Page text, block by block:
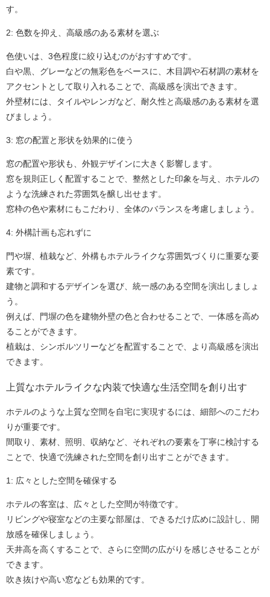
す。
2: 色数を抑え、高級感のある素材を選ぶ
色使いは、3色程度に絞り込むのがおすすめです。
白や黒、グレーなどの無彩色をベースに、木目調や石材調の素材を
アクセントとして取り入れることで、高級感を演出できます。
外壁材には、タイルやレンガなど、耐久性と高級感のある素材を選
びましょう。
3: 窓の配置と形状を効果的に使う
窓の配置や形状も、外観デザインに大きく影響します。
窓を規則正しく配置することで、整然とした印象を与え、ホテルの
ような洗練された雰囲気を醸し出せます。
窓枠の色や素材にもこだわり、全体のバランスを考慮しましょう。
4: 外構計画も忘れずに
門や塀、植栽など、外構もホテルライクな雰囲気づくりに重要な要
素です。
建物と調和するデザインを選び、統一感のある空間を演出しましょ
う。
例えば、門塀の色を建物外壁の色と合わせることで、一体感を高め
ることができます。
植栽は、シンボルツリーなどを配置することで、より高級感を演出
できます。
上質なホテルライクな内装で快適な生活空間を創り出す
ホテルのような上質な空間を自宅に実現するには、細部へのこだわ
りが重要です。
間取り、素材、照明、収納など、それぞれの要素を丁寧に検討する
ことで、快適で洗練された空間を創り出すことができます。
1: 広々とした空間を確保する
ホテルの客室は、広々とした空間が特徴です。
リビングや寝室などの主要な部屋は、できるだけ広めに設計し、開
放感を確保しましょう。
天井高を高くすることで、さらに空間の広がりを感じさせることが
できます。
吹き抜けや高い窓なども効果的です。